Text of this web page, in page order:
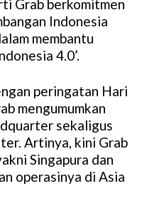
Grab berkomitmen
Indonesia
membantu
4.0’.
peringatan Hari
mengumumkan
sekaligus
Artinya, kini Grab
Singapura dan
operasinya di Asia